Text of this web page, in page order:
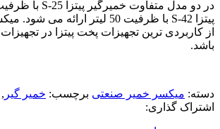
از کاربردی ترین تجهیزات پخت پیتزا در
باشد.
دسته: میکسر خمیر صنعتی برچسب: خمیر گیر ,
اشتراک گذاری: